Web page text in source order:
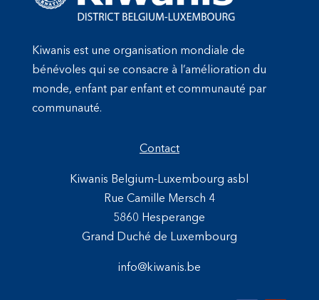
Kiwanis est une organisation mondiale de
bénévoles qui se consacre à l’amélioration du
monde, enfant par enfant et communauté par
communauté.
Contact
Kiwanis Belgium-Luxembourg asbl
Rue Camille Mersch 4
5860 Hesperange
Grand Duché de Luxembourg
info@kiwanis.be